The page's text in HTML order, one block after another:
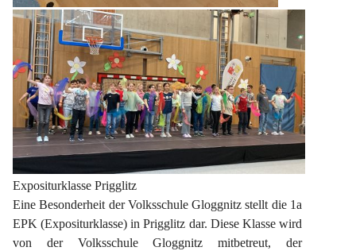
Expositurklasse Prigglitz
Eine Besonderheit der Volksschule Gloggnitz stellt die 1a
EPK (Expositurklasse) in Prigglitz dar. Diese Klasse wird
von der Volksschule Gloggnitz mitbetreut, der